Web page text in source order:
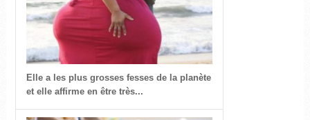
Elle a les plus grosses fesses de la planète
et elle affirme en être très...